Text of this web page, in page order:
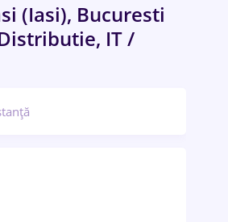
(Iasi), Bucuresti
IT /